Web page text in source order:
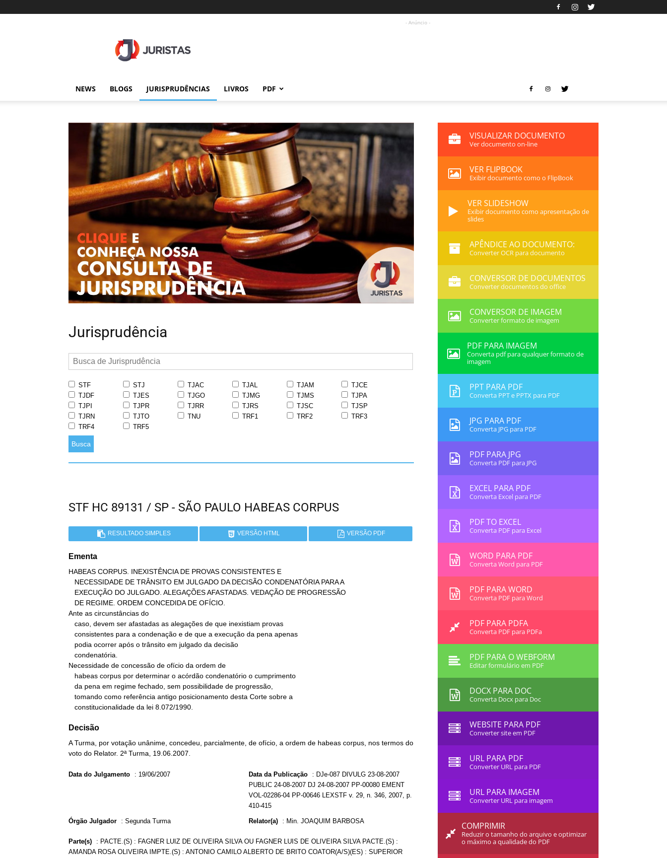
- Anúncio -
NEWS BLOGS JURISPRUDÊNCIAS LIVROS PDF
Jurisprudência
STF STJ TJAC TJAL TJAM
TJCE
TJDF
TJES TJGO TJMG TJMS
TJPA
TJPI
TJPR TJRR TJRS TJSC
TJSP
TJRN
TJTO TNU TRF1 TRF2
TRF3
TRF4
TRF5
Busca
STF HC 89131 / SP - SÃO PAULO HABEAS CORPUS
RESULTADO SIMPLES VERSÃO HTML VERSÃO PDF
Ementa
HABEAS CORPUS. INEXISTÊNCIA DE PROVAS CONSISTENTES E
Ante as circunstâncias do
Necessidade de concessão de ofício da ordem de
   constitucionalidade da lei 8.072/1990.
Decisão
A Turma, por votação unânime, concedeu, parcialmente, de ofício, a ordem de habeas corpus, nos termos do
voto do Relator. 2ª Turma, 19.06.2007.
Data do Julgamento : 19/06/2007 Data da Publicação : DJe-087 DIVULG 23-08-2007
PUBLIC 24-08-2007 DJ 24-08-2007 PP-00080 EMENT
VOL-02286-04 PP-00646 LEXSTF v. 29, n. 346, 2007, p.
410-415
Órgão Julgador : Segunda Turma Relator(a) : Min. JOAQUIM BARBOSA
Parte(s) : PACTE.(S) : FAGNER LUIZ DE OLIVEIRA SILVA OU FAGNER LUIS DE OLIVEIRA SILVA PACTE.(S) :
AMANDA ROSA OLIVEIRA IMPTE.(S) : ANTONIO CAMILO ALBERTO DE BRITO COATOR(A/S)(ES) : SUPERIOR
VISUALIZAR DOCUMENTO
Ver documento on-line
VER FLIPBOOK
Exibir documento como o FlipBook
VER SLIDESHOW
Exibir documento como apresentação de
slides
APÊNDICE AO DOCUMENTO:
Converter OCR para documento
CONVERSOR DE DOCUMENTOS
Converter documentos do office
CONVERSOR DE IMAGEM
Converter formato de imagem
PDF PARA IMAGEM
Converta pdf para qualquer formato de
imagem
PPT PARA PDF
Converta PPT e PPTX para PDF
JPG PARA PDF
Converta JPG para PDF
PDF PARA JPG
Converta PDF para JPG
EXCEL PARA PDF
Converta Excel para PDF
PDF TO EXCEL
Converta PDF para Excel
WORD PARA PDF
Converta Word para PDF
PDF PARA WORD
Converta PDF para Word
PDF PARA PDFA
Converta PDF para PDFa
PDF PARA O WEBFORM
Editar formulário em PDF
DOCX PARA DOC
Converta Docx para Doc
WEBSITE PARA PDF
Converter site em PDF
URL PARA PDF
Converter URL para PDF
URL PARA IMAGEM
Converter URL para imagem
COMPRIMIR
Reduzir o tamanho do arquivo e optimizar
o máximo a qualidade do PDF